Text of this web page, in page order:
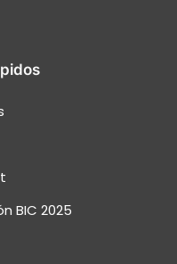
BIC 2025